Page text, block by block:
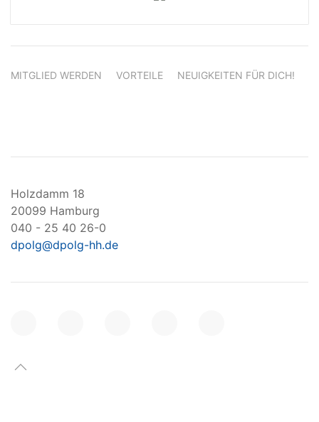
MITGLIED WERDEN VORTEILE NEUIGKEITEN FÜR DICH!
Holzdamm 18
20099 Hamburg
040 - 25 40 26-0
dpolg@dpolg-hh.de